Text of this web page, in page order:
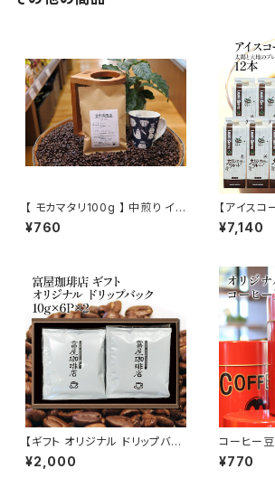
【 モカマタリ100g 】 中煎り イ
エメン 自家焙煎 トミヤコーヒー
通販
¥760
【アイス
糖）】太陽
ッド アイ
¥7,140
【ギフト オリジナル ドリップバッ
グ 6P×2入り】 贈答箱 富屋珈琲
店 自家焙煎 通販 お取り寄せ
¥2,000
コーヒー
OFFEE オ
トミヤコー
¥770